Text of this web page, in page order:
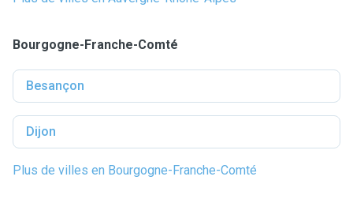
Bourgogne-Franche-Comté
Besançon
Dijon
Plus de villes en Bourgogne-Franche-Comté